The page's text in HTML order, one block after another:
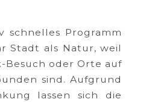
schnelles Programm
Stadt als Natur, weil
Besuch oder Orte auf
sind. Aufgrund
lassen sich die